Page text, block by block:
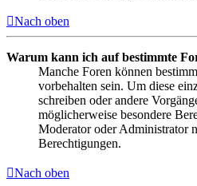
Nach oben
Warum kann ich auf bestimmte
Manche Foren können
vorbehalten sein. Um diese
schreiben oder andere
möglicherweise besondere
Moderator oder Administrator
Berechtigungen.
Nach oben